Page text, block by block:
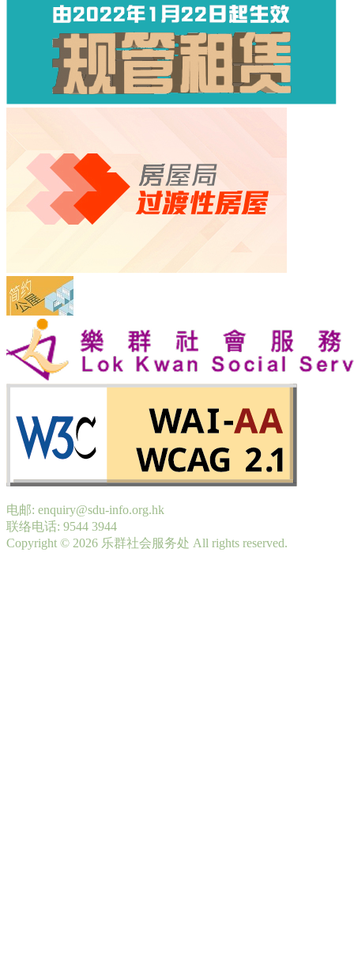
电邮: enquiry@sdu-info.org.hk
联络电话: 9544 3944
Copyright © 2026 乐群社会服务处 All rights reserved.